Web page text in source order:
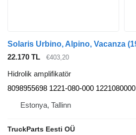
22.170 TL €403,20
Hidrolik amplifikatör
8098955698 1221-080-000 1221080000
Estonya, Tallinn
TruckParts Eesti OÜ